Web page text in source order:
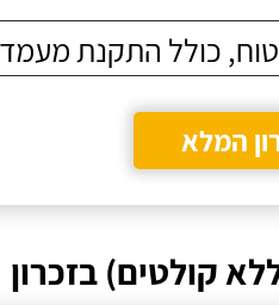
המלא
קולטים) בזכרון